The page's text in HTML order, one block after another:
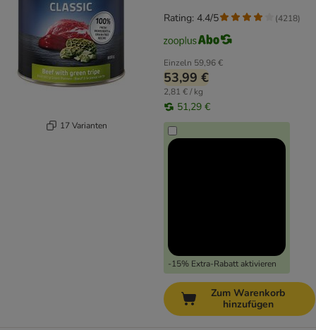
17 Varianten
Einzeln 59,96 €
53,99 €
2,81 € / kg
51,29 €
-15% Extra-Rabatt aktivieren
Rating: 4.4/5 (4218)
Zum Warenkorb
hinzufügen